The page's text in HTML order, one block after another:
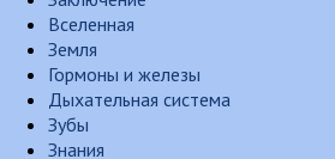
Вселенная
Земля
Гормоны и железы
Дыхательная система
Зубы
Знания